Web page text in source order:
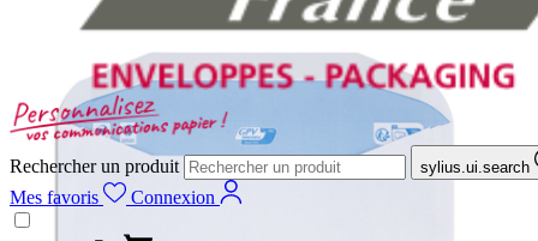
Rechercher un produit sylius.ui.search
Mes favoris Connexion